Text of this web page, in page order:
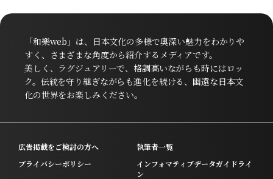
「和樂web」は、日本文化の多様で奥深い魅力をわかりや
すく、さまざまな角度から紹介するメディアです。
美しく、ラグジュアリーで、格調高いながらも時にはロッ
ク。伝統を守り継ぎながらも進化を続ける、幽遠な日本文
化の世界をお楽しみください。
広告掲載をご検討の方へ
執筆者一覧
プライバシーポリシー
インフォマティブデータガイドライ
ン